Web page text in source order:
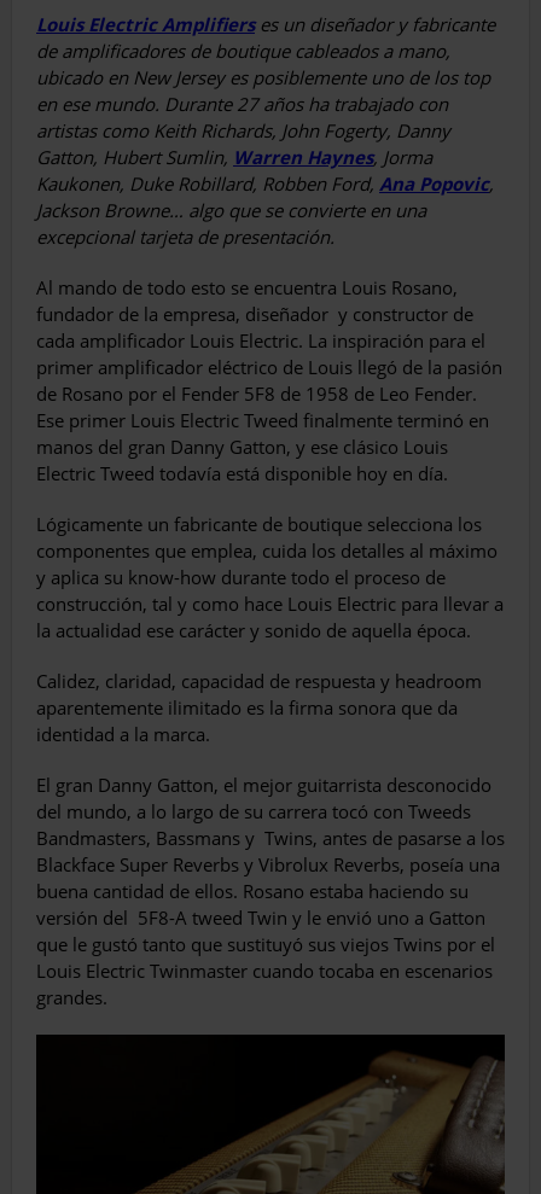
Louis Electric Amplifierses un diseñador y fabricante
de amplificadores de boutique cableados a mano,
ubicado en New Jersey es posiblemente uno de los top
en ese mundo. Durante 27 años ha trabajado con
artistas como Keith Richards, John Fogerty, Danny
Gatton, Hubert Sumlin, Warren Haynes, Jorma
Kaukonen, Duke Robillard, Robben Ford, Ana Popovic,
Jackson Browne… algo que se convierte en una
excepcional tarjeta de presentación.
Al mando de todo esto se encuentra Louis Rosano,
fundador de la empresa, diseñador y constructor de
cada amplificador Louis Electric. La inspiración para el
primer amplificador eléctrico de Louis llegó de la pasión
de Rosano por el Fender 5F8 de 1958 de Leo Fender.
Ese primer Louis Electric Tweed finalmente terminó en
manos del gran Danny Gatton, y ese clásico Louis
Electric Tweed todavía está disponible hoy en día.
Lógicamente un fabricante de boutique selecciona los
componentes que emplea, cuida los detalles al máximo
y aplica su know-how durante todo el proceso de
construcción, tal y como hace Louis Electric para llevar a
la actualidad ese carácter y sonido de aquella época.
Calidez, claridad, capacidad de respuesta y headroom
aparentemente ilimitado es la firma sonora que da
identidad a la marca.
El gran Danny Gatton, el mejor guitarrista desconocido
del mundo, a lo largo de su carrera tocó con Tweeds
Bandmasters, Bassmans y Twins, antes de pasarse a los
Blackface Super Reverbs y Vibrolux Reverbs, poseía una
buena cantidad de ellos. Rosano estaba haciendo su
versión del 5F8-A tweed Twin y le envió uno a Gatton
que le gustó tanto que sustituyó sus viejos Twins por el
Louis Electric Twinmaster cuando tocaba en escenarios
grandes.